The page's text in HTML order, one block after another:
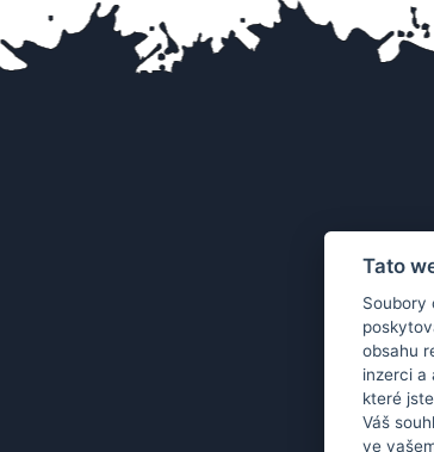
Tato
Soubory
obsahu
inzerci a
které
Váš
ve